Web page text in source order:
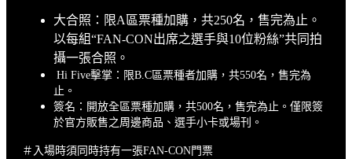
大合照：限A區票種加購，共250名，售完為止。
以每組“FAN-CON出席之選手與10位粉絲”共同拍
攝一張合照。
Hi Five擊掌：限B.C區票種者加購，共550名，售完為
止。
簽名：開放全區票種加購，共500名，售完為止。僅限簽
於官方販售之周邊商品、選手小卡或場刊。
＃入場時須同時持有一張FAN-CON門票